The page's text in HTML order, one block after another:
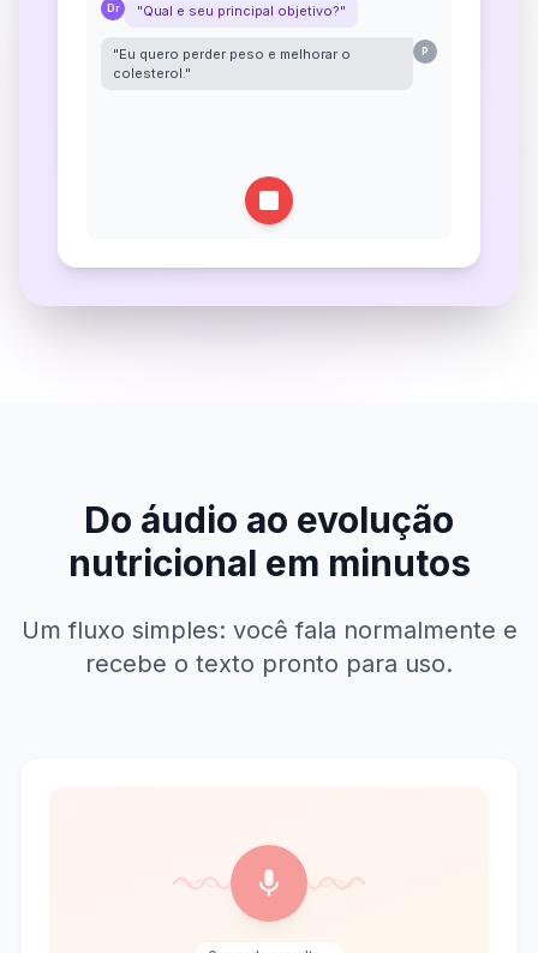
Dr "Qual e seu principal objetivo?"
"Eu quero perder peso e melhorar o
colesterol."
P
Do áudio ao evolução
nutricional em minutos
Um fluxo simples: você fala normalmente e
recebe o texto pronto para uso.